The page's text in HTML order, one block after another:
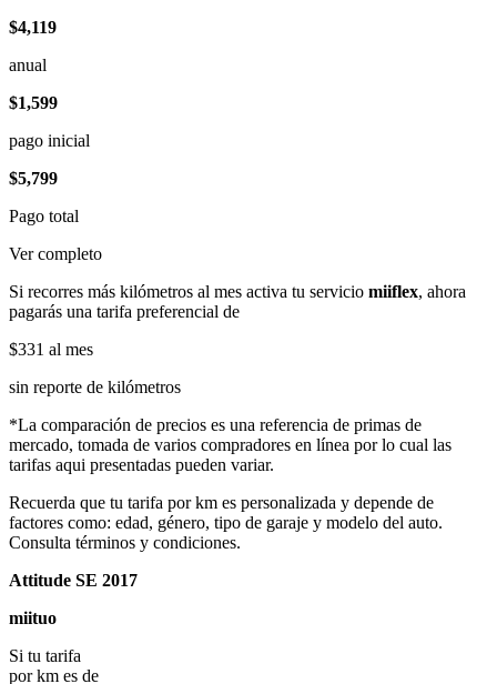
$4,119
anual
$1,599
pago inicial
$5,799
Pago total
Ver completo
Si recorres más kilómetros al mes activa tu servicio miiflex, ahora
pagarás una tarifa preferencial de
$331 al mes
sin reporte de kilómetros
*La comparación de precios es una referencia de primas de
mercado, tomada de varios compradores en línea por lo cual las
tarifas aqui presentadas pueden variar.
Recuerda que tu tarifa por km es personalizada y depende de
factores como: edad, género, tipo de garaje y modelo del auto.
Consulta términos y condiciones.
Attitude SE 2017
miituo
Si tu tarifa
por km es de